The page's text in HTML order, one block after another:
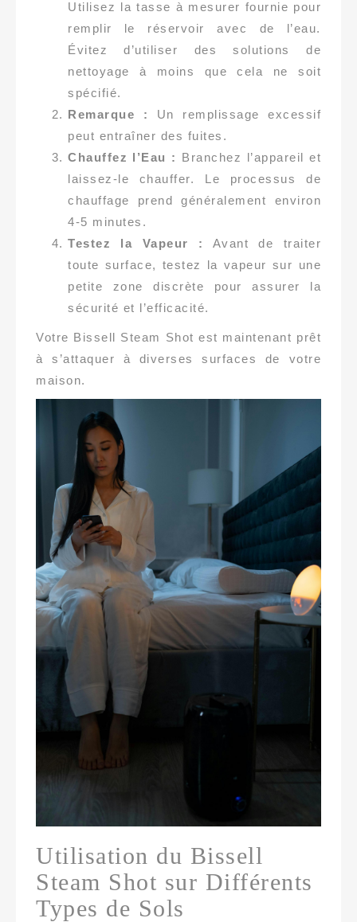
Utilisez la tasse à mesurer fournie pour
remplir le réservoir avec de l’eau.
Évitez d’utiliser des solutions de
nettoyage à moins que cela ne soit
spécifié.
Remarque :
Un remplissage excessif
peut entraîner des fuites.
Chauffez l’Eau : Branchez l’appareil et
laissez-le chauffer. Le processus de
chauffage prend généralement environ
4-5 minutes.
Testez la Vapeur :
Avant de traiter
toute surface, testez la vapeur sur une
petite zone discrète pour assurer la
sécurité et l’efficacité.
Votre Bissell Steam Shot est maintenant prêt
à s’attaquer à diverses surfaces de votre
maison.
Utilisation du Bissell
Steam Shot sur Différents
Types de Sols